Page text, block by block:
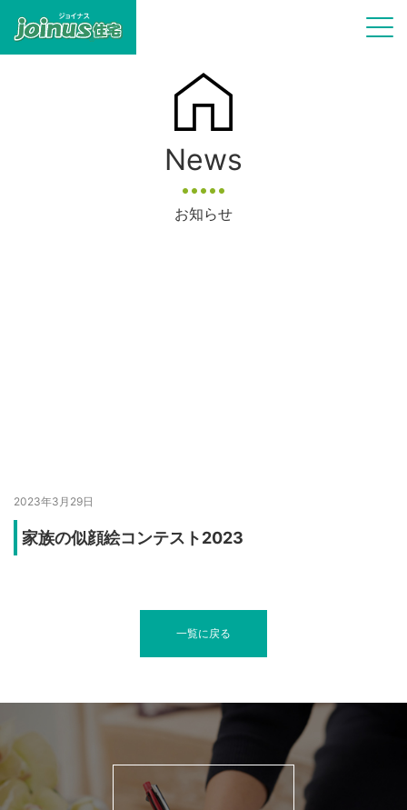
News
お知らせ
2023年3月29日
家族の似顔絵コンテスト2023
一覧に戻る